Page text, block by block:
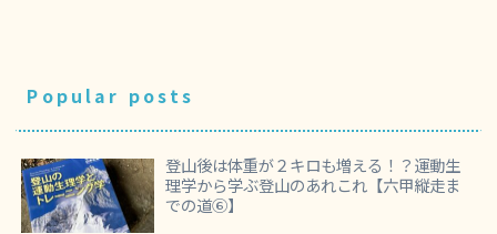
Popular posts
登山後は体重が２キロも増える！？運動生
理学から学ぶ登山のあれこれ【六甲縦走ま
での道⑥】